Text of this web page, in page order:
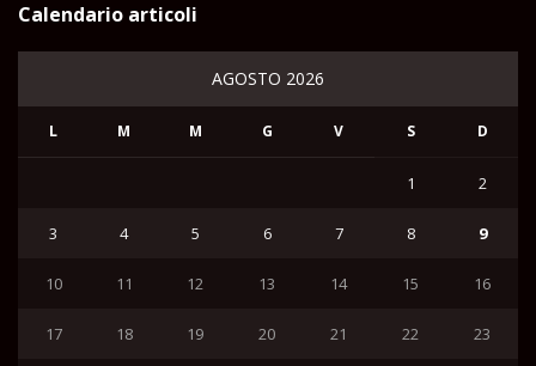
Calendario articoli
AGOSTO 2026
L M M G V S D
1 2
3 4 5 6 7 8 9
10 11 12 13 14 15 16
17 18 19 20 21 22 23